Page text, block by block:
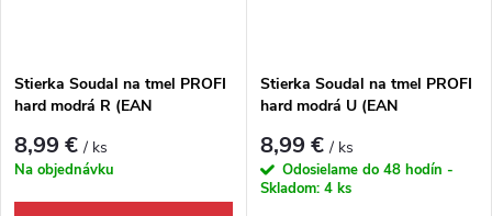
Stierka Soudal na tmel PROFI
hard modrá R (EAN
8,99 €/ ks
Na objednávku
Stierka Soudal na tmel PROFI
hard modrá U (EAN
8,99 €/ ks
Odosielame do 48 hodín -
Skladom: 4 ks